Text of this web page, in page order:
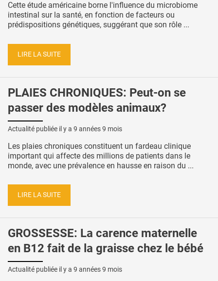
Cette étude américaine borne l'influence du microbiome
intestinal sur la santé, en fonction de facteurs ou
prédispositions génétiques, suggérant que son rôle ...
LIRE LA SUITE
PLAIES CHRONIQUES: Peut-on se
passer des modèles animaux?
Actualité publiée il y a 9 années 9 mois
Les plaies chroniques constituent un fardeau clinique
important qui affecte des millions de patients dans le
monde, avec une prévalence en hausse en raison du ...
LIRE LA SUITE
GROSSESSE: La carence maternelle
en B12 fait de la graisse chez le bébé
Actualité publiée il y a 9 années 9 mois